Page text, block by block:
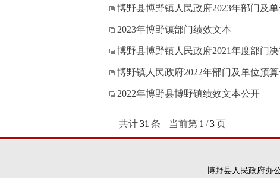
博野县博野镇人民政府2023年部门及
2023年博野镇部门绩效文本
博野县博野镇人民政府2021年度部门
博野镇人民政府2022年部门及单位预
2022年博野县博野镇绩效文本公开
共计31 条 当前第 1 /3页
博野县人民政府办公